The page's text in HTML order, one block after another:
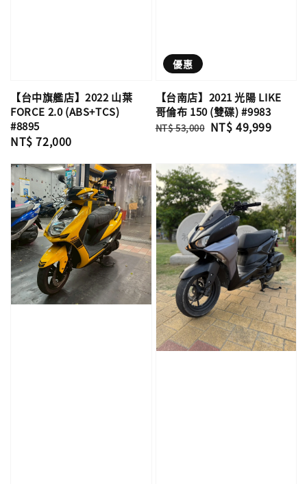
【台中旗艦店】2022 山葉
FORCE 2.0 (ABS+TCS)
#8895
Regular
NT$ 72,000
優惠
【台南店】2021 光陽 LIKE
哥倫布 150 (雙碟) #9983
Regular
NT$ 53,000 Sale
NT$ 49,999